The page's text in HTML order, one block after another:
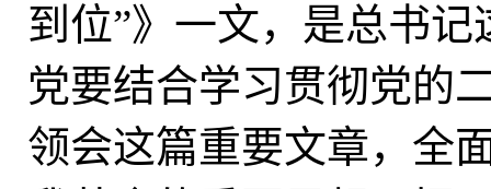
到位”》一文，是总书
党要结合学习贯彻党的
领会这篇重要文章，全